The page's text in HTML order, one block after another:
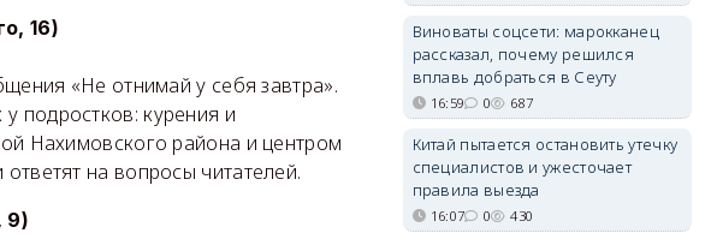
16)
«Не отнимай у себя завтра».
подростков: курения и
Нахимовского района и центром
на вопросы читателей.
9)
Виноваты соцсети: марокканец
рассказал, почему решился
вплавь добраться в Сеуту
16:59 0 687
Китай пытается остановить утечку
специалистов и ужесточает
правила выезда
16:07 0 430